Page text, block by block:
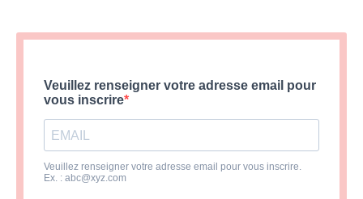
Veuillez renseigner votre adresse email pour
vous inscrire
Veuillez renseigner votre adresse email pour vous inscrire.
Ex. : abc@xyz.com